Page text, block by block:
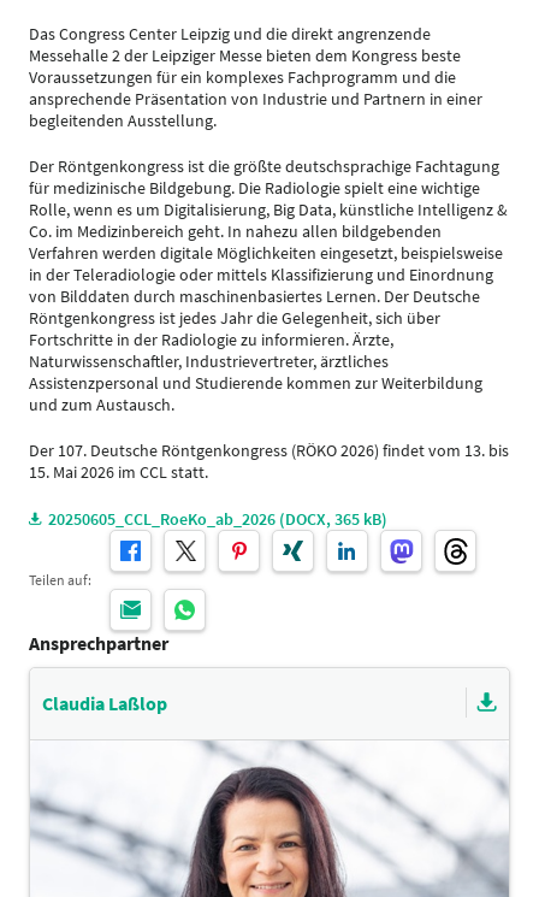
Das Congress Center Leipzig und die direkt angrenzende
Messehalle 2 der Leipziger Messe bieten dem Kongress beste
Voraussetzungen für ein komplexes Fachprogramm und die
ansprechende Präsentation von Industrie und Partnern in einer
begleitenden Ausstellung.
Der Röntgenkongress ist die größte deutschsprachige Fachtagung
für medizinische Bildgebung. Die Radiologie spielt eine wichtige
Rolle, wenn es um Digitalisierung, Big Data, künstliche Intelligenz &
Co. im Medizinbereich geht. In nahezu allen bildgebenden
Verfahren werden digitale Möglichkeiten eingesetzt, beispielsweise
in der Teleradiologie oder mittels Klassifizierung und Einordnung
von Bilddaten durch maschinenbasiertes Lernen. Der Deutsche
Röntgenkongress ist jedes Jahr die Gelegenheit, sich über
Fortschritte in der Radiologie zu informieren. Ärzte,
Naturwissenschaftler, Industrievertreter, ärztliches
Assistenzpersonal und Studierende kommen zur Weiterbildung
und zum Austausch.
Der 107. Deutsche Röntgenkongress (RÖKO 2026) findet vom 13. bis
15. Mai 2026 im CCL statt.
20250605_CCL_RoeKo_ab_2026 (DOCX, 365 kB)
Teilen auf:
Ansprechpartner
Claudia Laßlop